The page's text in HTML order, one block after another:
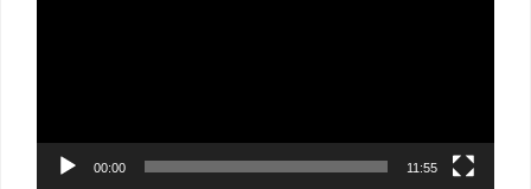
00:00 11:55